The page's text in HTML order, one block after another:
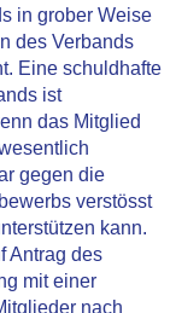
in grober Weise
des Verbands
Eine schuldhafte
ist
das Mitglied
gegen die
verstösst
kann.
Antrag des
mit einer
nach